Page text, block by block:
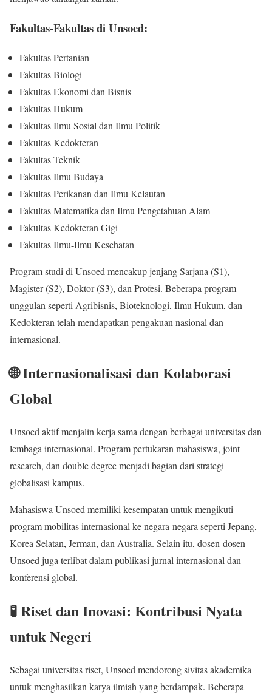
Fakultas-Fakultas di Unsoed:
Fakultas Pertanian
Fakultas Biologi
Fakultas Ekonomi dan Bisnis
Fakultas Hukum
Fakultas Ilmu Sosial dan Ilmu Politik
Fakultas Kedokteran
Fakultas Teknik
Fakultas Ilmu Budaya
Fakultas Perikanan dan Ilmu Kelautan
Fakultas Matematika dan Ilmu Pengetahuan Alam
Fakultas Kedokteran Gigi
Fakultas Ilmu-Ilmu Kesehatan
Program studi di Unsoed mencakup jenjang Sarjana (S1),
Magister (S2), Doktor (S3), dan Profesi. Beberapa program
unggulan seperti Agribisnis, Bioteknologi, Ilmu Hukum, dan
Kedokteran telah mendapatkan pengakuan nasional dan
internasional.
🌐 Internasionalisasi dan Kolaborasi
Global
Unsoed aktif menjalin kerja sama dengan berbagai universitas dan
lembaga internasional. Program pertukaran mahasiswa, joint
research, dan double degree menjadi bagian dari strategi
globalisasi kampus.
Mahasiswa Unsoed memiliki kesempatan untuk mengikuti
program mobilitas internasional ke negara-negara seperti Jepang,
Korea Selatan, Jerman, dan Australia. Selain itu, dosen-dosen
Unsoed juga terlibat dalam publikasi jurnal internasional dan
konferensi global.
🧪 Riset dan Inovasi: Kontribusi Nyata
untuk Negeri
Sebagai universitas riset, Unsoed mendorong sivitas akademika
untuk menghasilkan karya ilmiah yang berdampak. Beberapa